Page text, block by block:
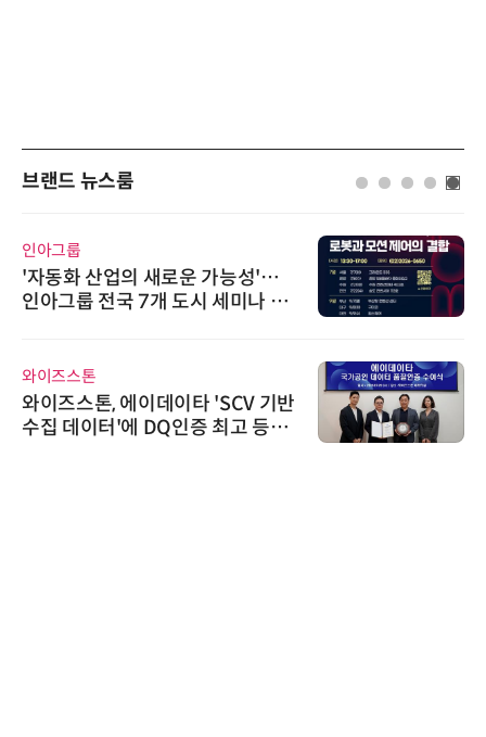
브랜드 뉴스룸
인아그룹
'자동화 산업의 새로운 가능성'…
인아그룹 전국 7개 도시 세미나 페
와이즈스톤
와이즈스톤, 에이데이타 'SCV 기반
수집 데이터'에 DQ인증 최고 등급